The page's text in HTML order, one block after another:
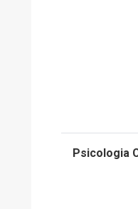
Psicologia